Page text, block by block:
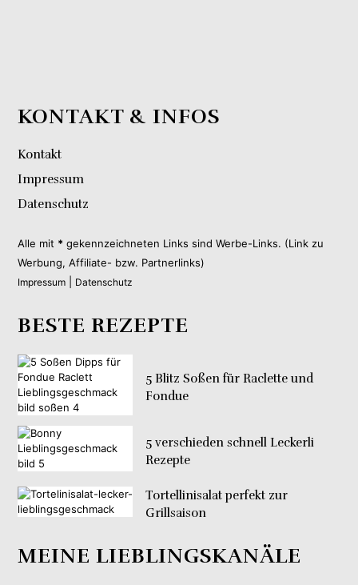
KONTAKT & INFOS
Kontakt
Impressum
Datenschutz
Alle mit * gekennzeichneten Links sind Werbe-Links. (Link zu
Werbung, Affiliate- bzw. Partnerlinks)
Impressum Datenschutz
BESTE REZEPTE
5 Blitz Soßen für Raclette und
Fondue
5 verschieden schnell Leckerli
Rezepte
Tortellinisalat perfekt zur
Grillsaison
MEINE LIEBLINGSKANÄLE